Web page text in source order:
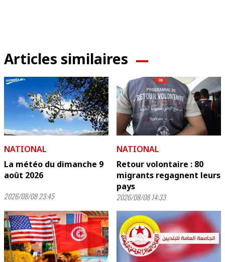
Articles similaires
NATIONAL
La météo du dimanche 9
août 2026
2026/08/08 23:45
NATIONAL
Retour volontaire : 80
migrants regagnent leurs
pays
2026/08/08 14:33